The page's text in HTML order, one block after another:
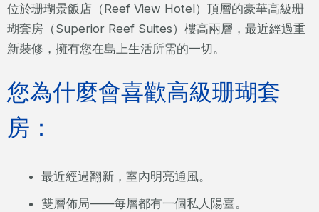
位於珊瑚景飯店（Reef View Hotel）頂層的豪華高級珊
瑚套房（Superior Reef Suites）樓高兩層，最近經過重
新裝修，擁有您在島上生活所需的一切。
您為什麼會喜歡高級珊瑚套
房：
最近經過翻新，室內明亮通風。
雙層佈局——每層都有一個私人陽臺。